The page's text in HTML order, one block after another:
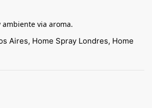
ambiente via aroma.
Aires, Home Spray Londres, Home